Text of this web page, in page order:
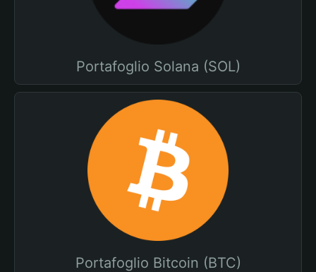
Portafoglio Solana (SOL)
Portafoglio Bitcoin (BTC)